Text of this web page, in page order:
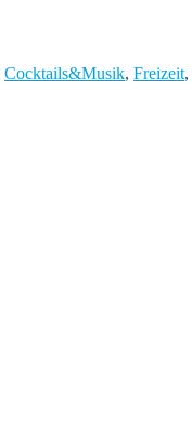
Cocktails&Musik, Freizeit,